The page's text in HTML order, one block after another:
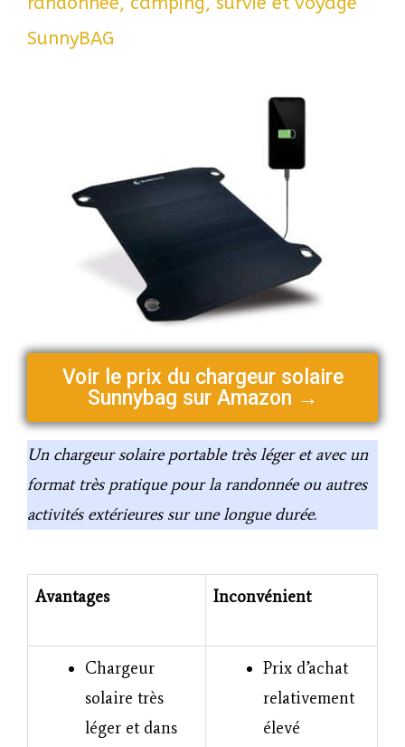
SunnyBAG
Voir le prix du chargeur solaire
Sunnybag sur Amazon →
Un chargeur solaire portable très léger et avec un
format très pratique pour la randonnée ou autres
activités extérieures sur une longue durée.
Avantages Inconvénient
Chargeur
solaire très
léger et dans
Prix d’achat
relativement
élevé